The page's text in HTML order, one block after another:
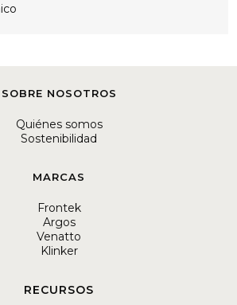
SOBRE NOSOTROS
Quiénes somos
Sostenibilidad
MARCAS
Frontek
Argos
Venatto
Klinker
RECURSOS